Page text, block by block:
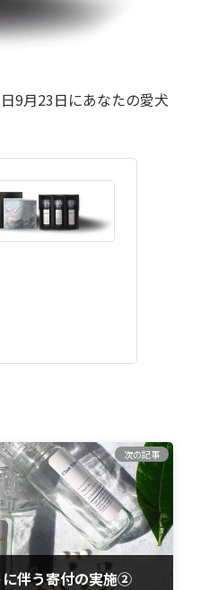
9月23日にあなたの愛犬
次の記事
伴う寄付の実施②